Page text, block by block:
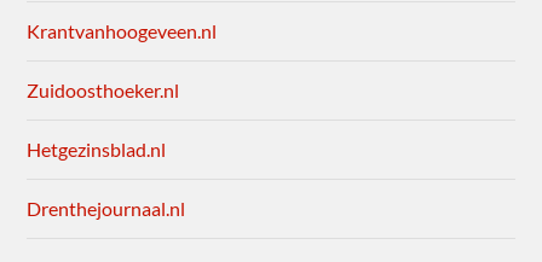
Krantvanhoogeveen.nl
Zuidoosthoeker.nl
Hetgezinsblad.nl
Drenthejournaal.nl